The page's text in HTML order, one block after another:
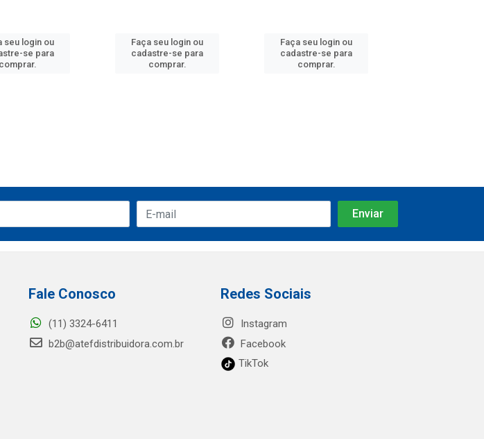
seu login ou
se para
comprar.
Faça seu login ou
cadastre-se para
comprar.
Faça seu login ou
cadastre-se para
comprar.
Fale Conosco
(11) 3324-6411
b2b@atefdistribuidora.com.br
Redes Sociais
Instagram
Facebook
TikTok